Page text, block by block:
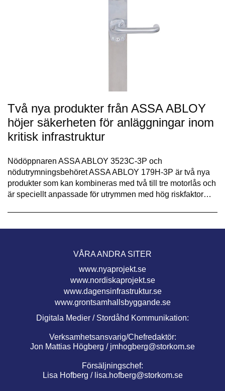
Två nya produkter från ASSA ABLOY
höjer säkerheten för anläggningar inom
kritisk infrastruktur
Nödöppnaren ASSA ABLOY 3523C-3P och
nödutrymningsbehöret ASSA ABLOY 179H-3P är två nya
produkter som kan kombineras med två till tre motorlås och
är speciellt anpassade för utrymmen med hög riskfaktor…
VÅRA ANDRA SITER
www.nyaprojekt.se
www.nordiskaprojekt.se
www.dagensinfrastruktur.se
www.grontsamhallsbyggande.se
Digitala Medier / Stordåhd Kommunikation:
Verksamhetsansvarig/Chefredaktör:
Jon Mattias Högberg / jmhogberg@storkom.se
Försäljningschef:
Lisa Hofberg / lisa.hofberg@storkom.se